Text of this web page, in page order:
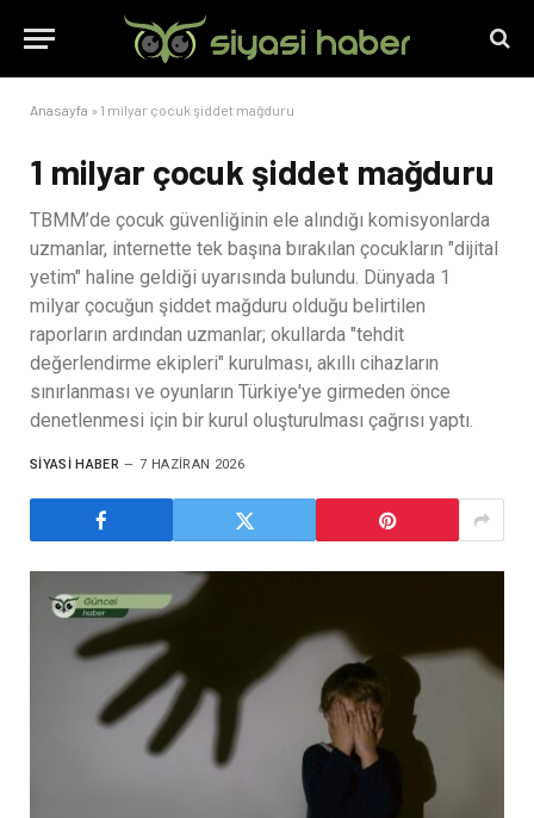
Anasayfa » 1 milyar çocuk şiddet mağduru
1 milyar çocuk şiddet mağduru
TBMM’de çocuk güvenliğinin ele alındığı komisyonlarda
uzmanlar, internette tek başına bırakılan çocukların "dijital
yetim" haline geldiği uyarısında bulundu. Dünyada 1
milyar çocuğun şiddet mağduru olduğu belirtilen
raporların ardından uzmanlar; okullarda "tehdit
değerlendirme ekipleri" kurulması, akıllı cihazların
sınırlanması ve oyunların Türkiye'ye girmeden önce
denetlenmesi için bir kurul oluşturulması çağrısı yaptı.
SIYASI HABER 7 HAZIRAN 2026